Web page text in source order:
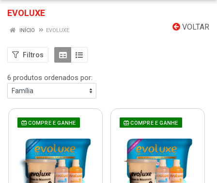
EVOLUXE
VOLTAR
INÍCIO EVOLUXE
Filtros
6 produtos ordenados por:
COMPRE E GANHE COMPRE E GANHE